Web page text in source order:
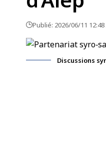
Publié: 2026/06/11 12:48
Discussions